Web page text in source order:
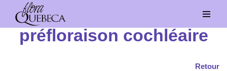
Allerpréfloraison cochléaire
Retour